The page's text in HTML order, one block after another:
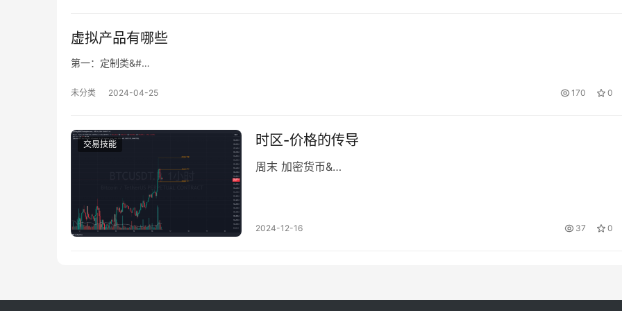
虚拟产品有哪些
第一：定制类&#…
未分类 2024-04-25 170 0
交易技能 时区-价格的传导
周末 加密货币&…
2024-12-16 37 0